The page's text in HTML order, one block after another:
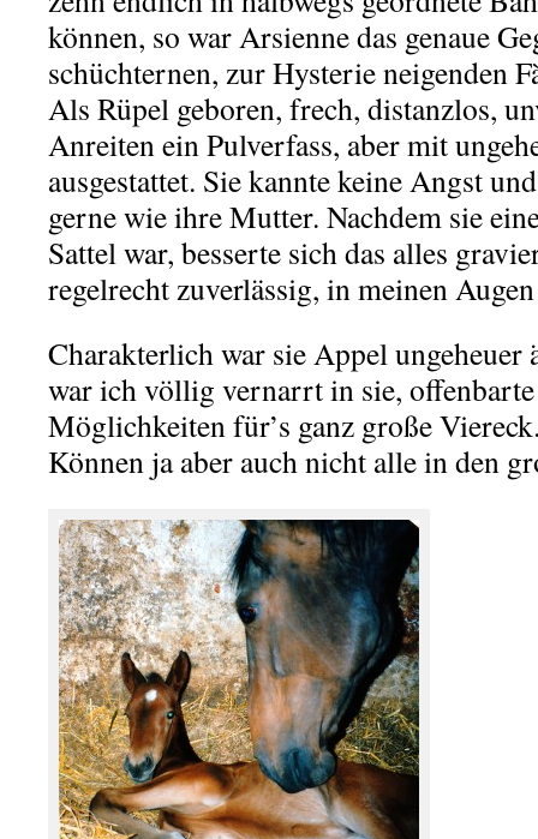
können, so war Arsienne das genaue
schüchternen, zur Hysterie neigenden
Als Rüpel geboren, frech, distanzlos,
Anreiten ein Pulverfass, aber mit
ausgestattet. Sie kannte keine Angst
gerne wie ihre Mutter. Nachdem sie
Sattel war, besserte sich das alles
regelrecht zuverlässig, in meinen
Charakterlich war sie Appel
war ich völlig vernarrt in sie,
Möglichkeiten für’s ganz große
Können ja aber auch nicht alle in den